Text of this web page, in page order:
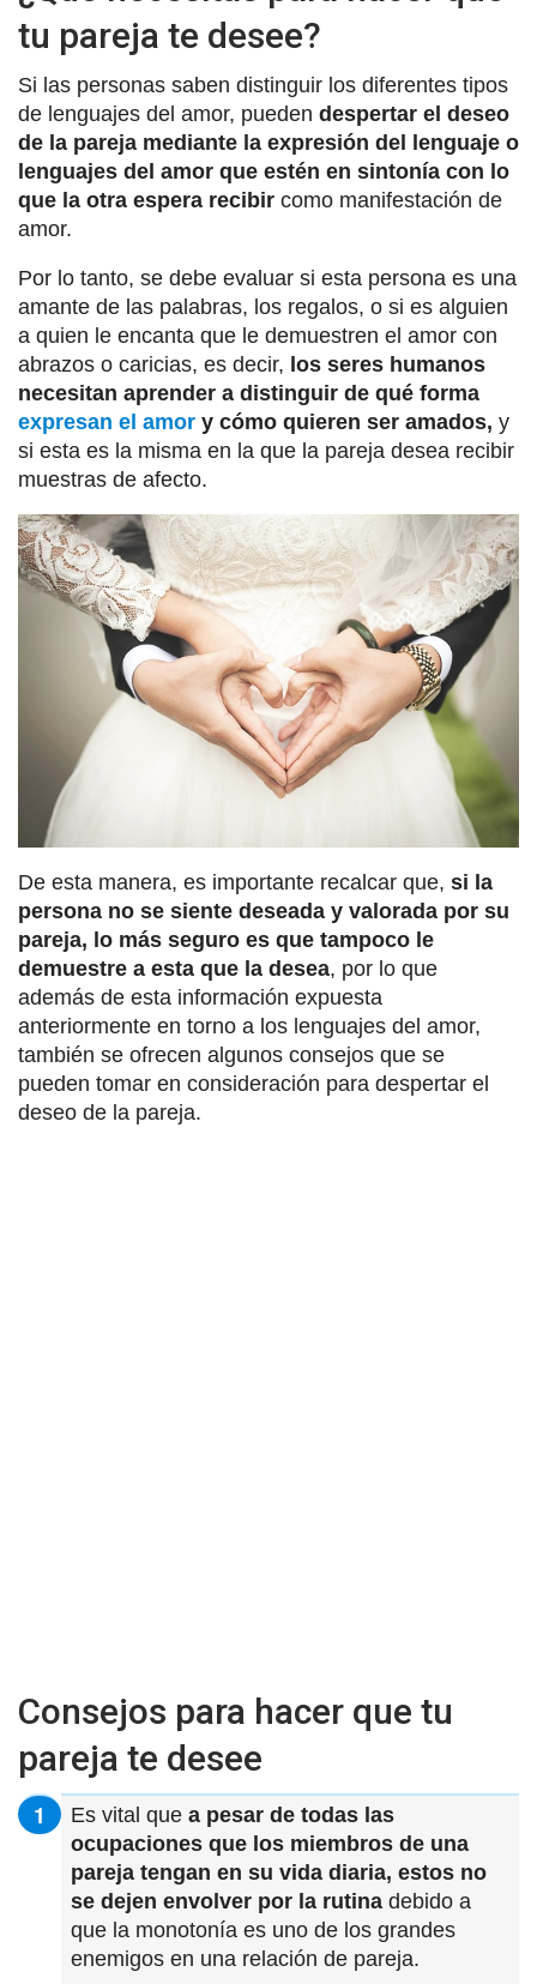
tu pareja te desee?
Si las personas saben distinguir los diferentes tipos
de lenguajes del amor, pueden despertar el deseo
de la pareja mediante la expresión del lenguaje o
lenguajes del amor que estén en sintonía con lo
que la otra espera recibir como manifestación de
amor.
Por lo tanto, se debe evaluar si esta persona es una
amante de las palabras, los regalos, o si es alguien
a quien le encanta que le demuestren el amor con
abrazos o caricias, es decir, los seres humanos
necesitan aprender a distinguir de qué forma
expresan el amor y cómo quieren ser amados, y
si esta es la misma en la que la pareja desea recibir
muestras de afecto.
De esta manera, es importante recalcar que, si la
persona no se siente deseada y valorada por su
pareja, lo más seguro es que tampoco le
demuestre a esta que la desea, por lo que
además de esta información expuesta
anteriormente en torno a los lenguajes del amor,
también se ofrecen algunos consejos que se
pueden tomar en consideración para despertar el
deseo de la pareja.
Consejos para hacer que tu
pareja te desee
Es vital que a pesar de todas las
ocupaciones que los miembros de una
pareja tengan en su vida diaria, estos no
se dejen envolver por la rutina debido a
que la monotonía es uno de los grandes
enemigos en una relación de pareja.